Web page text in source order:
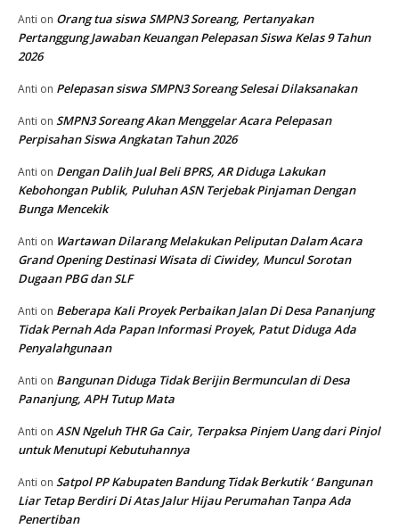
Anti on Orang tua siswa SMPN3 Soreang, Pertanyakan
Pertanggung Jawaban Keuangan Pelepasan Siswa Kelas 9 Tahun
2026
Anti on Pelepasan siswa SMPN3 Soreang Selesai Dilaksanakan
Anti on SMPN3 Soreang Akan Menggelar Acara Pelepasan
Perpisahan Siswa Angkatan Tahun 2026
Anti on Dengan Dalih Jual Beli BPRS, AR Diduga Lakukan
Kebohongan Publik, Puluhan ASN Terjebak Pinjaman Dengan
Bunga Mencekik
Anti on Wartawan Dilarang Melakukan Peliputan Dalam Acara
Grand Opening Destinasi Wisata di Ciwidey, Muncul Sorotan
Dugaan PBG dan SLF
Anti on Beberapa Kali Proyek Perbaikan Jalan Di Desa Pananjung
Tidak Pernah Ada Papan Informasi Proyek, Patut Diduga Ada
Penyalahgunaan
Anti on Bangunan Diduga Tidak Berijin Bermunculan di Desa
Pananjung, APH Tutup Mata
Anti on ASN Ngeluh THR Ga Cair, Terpaksa Pinjem Uang dari Pinjol
untuk Menutupi Kebutuhannya
Anti on Satpol PP Kabupaten Bandung Tidak Berkutik ‘ Bangunan
Liar Tetap Berdiri Di Atas Jalur Hijau Perumahan Tanpa Ada
Penertiban